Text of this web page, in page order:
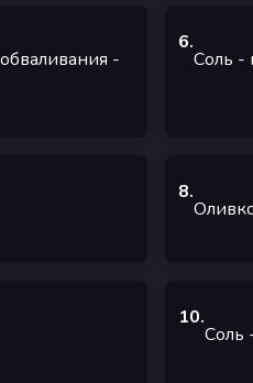
-
6.
Соль -
8.
10.
Соль